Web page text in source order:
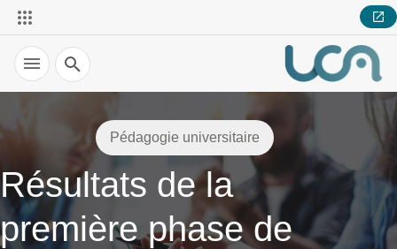
Recherche
Pédagogie universitaire
Résultats de la
première phase de